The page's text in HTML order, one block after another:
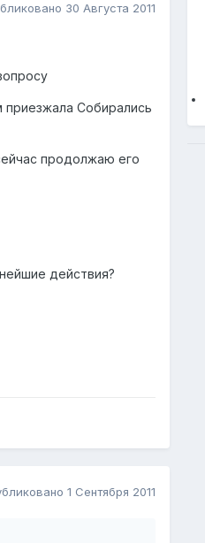
30 Августа 2011
приезжала Собирались
продолжаю его
действия?
1 Сентября 2011